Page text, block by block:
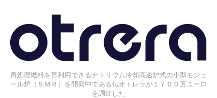
再処理燃料を再利用できるナトリウム冷却高速炉式の小型モジュ
ール炉（ＳＭＲ）を開発中である仏オトレラが１７００万ユーロ
を調達した